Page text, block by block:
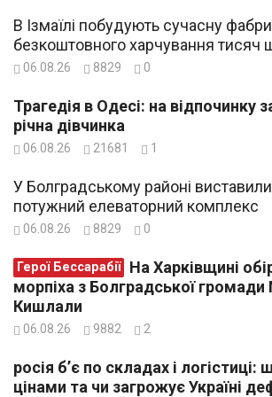
В Ізмаїлі побудують сучасну
безкоштовного харчування тисяч
06.08.26 8829 0
Трагедія в Одесі: на відпочинку
річна дівчинка
06.08.26 21681 1
У Болградському районі виставили
потужний елеваторний комплекс
06.08.26 8829 0
Герої Бессарабії
морпіха з Болградської
Кишлали
06.08.26 9882 2
росія б’є по складах і логістиці:
цінами та чи загрожує Україні